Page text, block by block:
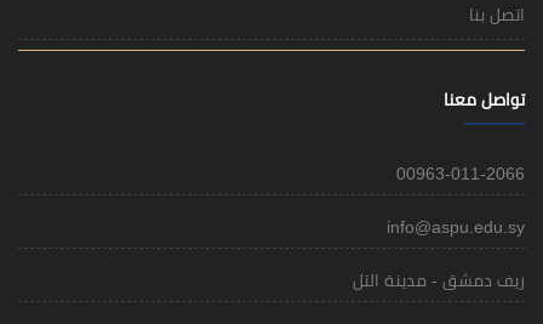
اتصل بنا
تواصل معنا
00963-011-2066
info@aspu.edu.sy
ريف دمشق - مدينة التل